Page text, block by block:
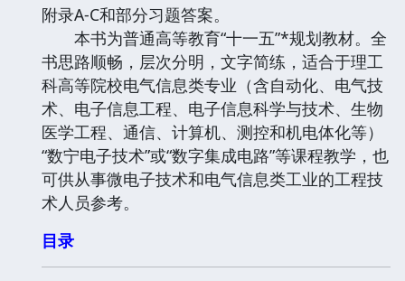
附录A-C和部分习题答案。
本书为普通高等教育“十一五”*规划教材。全
书思路顺畅，层次分明，文字简练，适合于理工
科高等院校电气信息类专业（含自动化、电气技
术、电子信息工程、电子信息科学与技术、生物
医学工程、通信、计算机、测控和机电体化等）
“数宁电子技术”或“数字集成电路”等课程教学，也
可供从事微电子技术和电气信息类工业的工程技
术人员参考。
目录